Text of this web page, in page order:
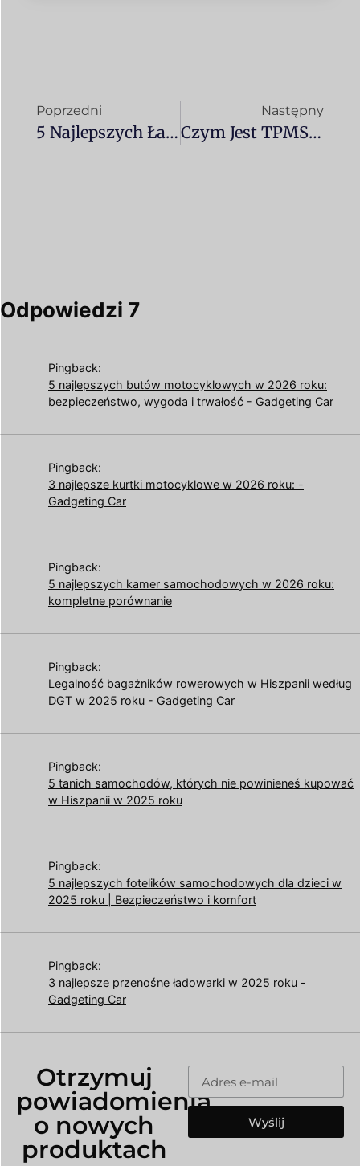
Poprzedni
5 Najlepszych Łańcuchów Śniegowych Do Samochodów W 2025 Roku: Porównanie I Poradnik Zakupowy
Następny
Czym Jest TPMS I Dlaczego Jest Niezbędny W Twoim Samochodzie? Kompletny Poradnik Na Rok 2025
Odpowiedzi 7
Pingback:
5 najlepszych butów motocyklowych w 2026 roku:
bezpieczeństwo, wygoda i trwałość - Gadgeting Car
Pingback:
3 najlepsze kurtki motocyklowe w 2026 roku: -
Gadgeting Car
Pingback:
5 najlepszych kamer samochodowych w 2026 roku:
kompletne porównanie
Pingback:
Legalność bagażników rowerowych w Hiszpanii według
DGT w 2025 roku - Gadgeting Car
Pingback:
5 tanich samochodów, których nie powinieneś kupować
w Hiszpanii w 2025 roku
Pingback:
5 najlepszych fotelików samochodowych dla dzieci w
2025 roku | Bezpieczeństwo i komfort
Pingback:
3 najlepsze przenośne ładowarki w 2025 roku -
Gadgeting Car
Otrzymuj
powiadomienia
o nowych
produktach
Wyślij